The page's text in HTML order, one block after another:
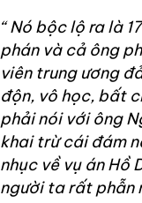
“ Nó bộc lộ ra là
phán và cả ông
viên trung ương
độn, vô học, bất
phải nói với ông
khai trừ cái đám
nhục về vụ án Hồ
người ta rất phẫn